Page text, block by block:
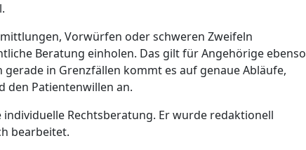
Vorwürfen oder schweren Zweifeln
Beratung einholen. Das gilt für Angehörige ebenso
in Grenzfällen kommt es auf genaue Abläufe,
den Patientenwillen an.
Rechtsberatung. Er wurde redaktionell
bearbeitet.